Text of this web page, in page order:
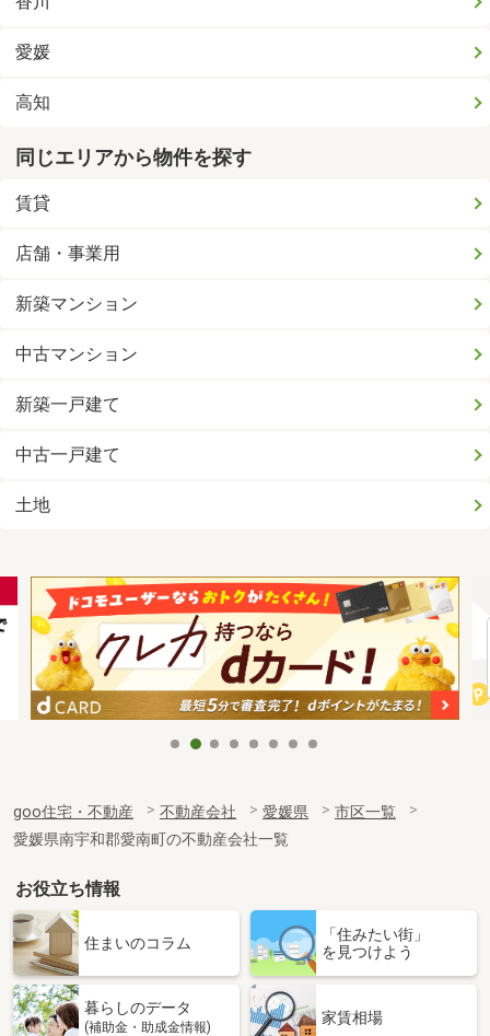
愛媛
高知
同じエリアから物件を探す
賃貸
店舗・事業用
新築マンション
中古マンション
新築一戸建て
中古一戸建て
土地
goo住宅・不動産 不動産会社 愛媛県
市区一覧
愛媛県南宇和郡愛南町の不動産会社一覧
お役立ち情報
住まいのコラム
「住みたい街」
を見つけよう
暮らしのデータ
(補助金・助成金情報)
家賃相場